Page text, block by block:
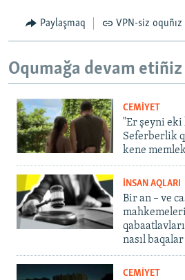
Paylaşmaq VPN-siz oquñız
Oqumağa devam etiñiz
CEMİYET
"Er şeyni
Seferberlik
kene
İNSAN AQLARI
Bir an – ve
nasıl baqalar
CEMİYET